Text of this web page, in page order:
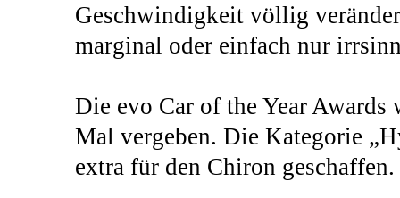
Geschwindigkeit völlig
marginal oder einfach nur
Die evo Car of the Year Awards
Mal vergeben. Die Kategorie
extra für den Chiron geschaffen.